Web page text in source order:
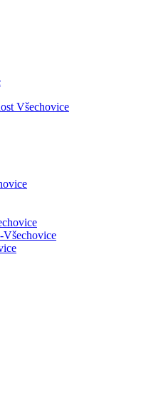
Všechovice
Všechovice